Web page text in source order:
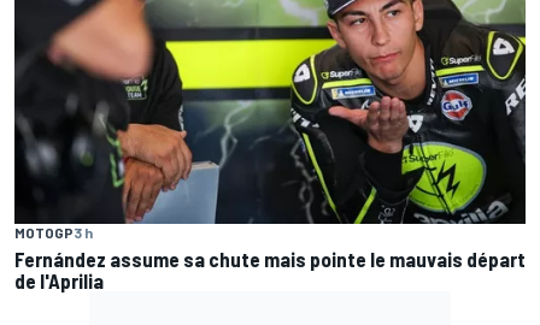
MOTOGP3 h
Fernández assume sa chute mais pointe le mauvais départ
de l'Aprilia